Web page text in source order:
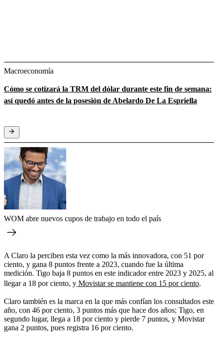
Macroeconomía
Cómo se cotizará la TRM del dólar durante este fin de semana:
así quedó antes de la posesión de Abelardo De La Espriella
WOM abre nuevos cupos de trabajo en todo el país
A Claro la perciben esta vez como la más innovadora, con 51 por
ciento, y gana 8 puntos frente a 2023, cuando fue la última
medición. Tigo baja 8 puntos en este indicador entre 2023 y 2025, al
llegar a 18 por ciento, y Movistar se mantiene con 15 por ciento.
Claro también es la marca en la que más confían los consultados este
año, con 46 por ciento, 3 puntos más que hace dos años; Tigo, en
segundo lugar, llega a 18 por ciento y pierde 7 puntos, y Movistar
gana 2 puntos, pues registra 16 por ciento.